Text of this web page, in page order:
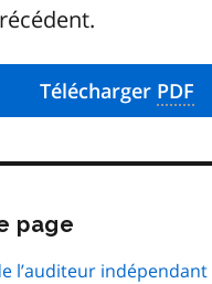
Télécharger PDF
page
navigation
l’auditeur indépendant